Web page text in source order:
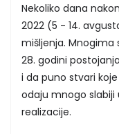
Nekoliko dana
2022 (5 - 14.
mišljenja. Mnogima
28. godini
i da puno stvari
odaju mnogo slabiji
realizacije.